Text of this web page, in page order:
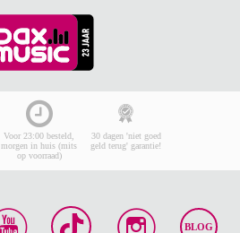
Voor 23:00 besteld,
morgen in huis (mits
op voorraad)
30 dagen 'niet goed
geld terug' garantie!
BLOG